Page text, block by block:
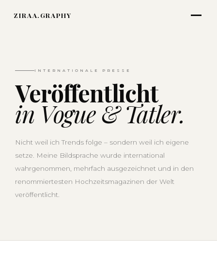
ZIRAA.GRAPHY
INTERNATIONALE PRESSE
Veröffentlicht
in Vogue & Tatler.
Nicht weil ich Trends folge – sondern weil ich eigene
setze. Meine Bildsprache wurde international
wahrgenommen, mehrfach ausgezeichnet und in den
renommiertesten Hochzeitsmagazinen der Welt
veröffentlicht.